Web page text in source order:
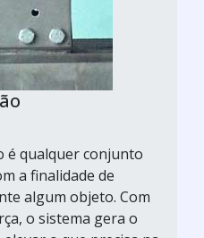
é qualquer conjunto
a finalidade de
algum objeto. Com
o sistema gera o